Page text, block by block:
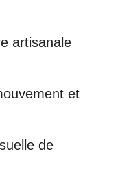
artisanale
et
de